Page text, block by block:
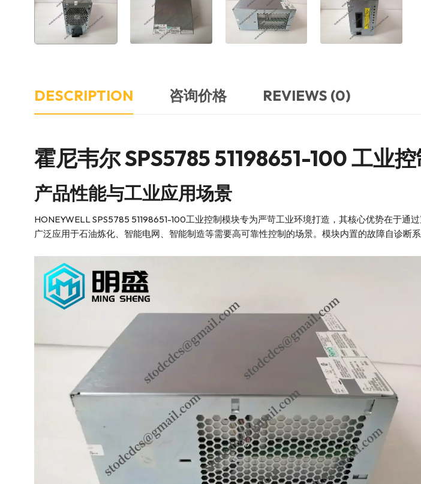
DESCRIPTION 咨询价格 REVIEWS (0)
霍尼韦尔 SPS5785 51198651-100 工业
产品性能与工业应用场景
HONEYWELL SPS5785 51198651-100工业控制模块专为严苛工业环境打造，其核心优势在于
广泛应用于石油炼化、智能电网、智能制造等需要高可靠性控制的场景。模块内置的故障自诊断